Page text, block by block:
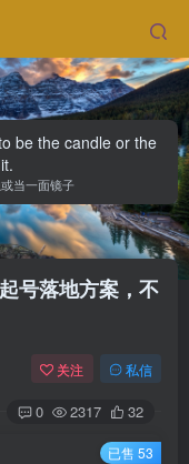
be the candle or the
当一面镜子
号落地方案，不
关注 私信
0 2317 32
已售 53